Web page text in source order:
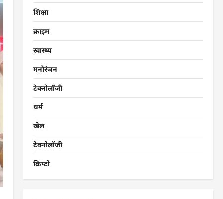
शिक्षा
क्राइम
स्वास्थ्य
मनोरंजन
टेक्नोलॉजी
धर्म
खेल
टेक्नोलॉजी
क्रिप्टो